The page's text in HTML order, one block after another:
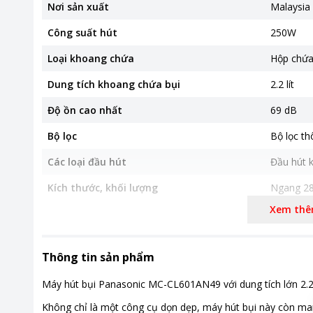
Nơi sản xuất
Malaysia
Công suất hút
250W
Loại khoang chứa
Hộp chứa
Dung tích khoang chứa bụi
2.2 lít
Độ ồn cao nhất
69 dB
Bộ lọc
Bộ lọc
Các loại đầu hút
Đầu hút
Kích thước, khối lượng
Ngang
Từ 2 - 5
Xem
Thông tin sản phẩm
Máy hút bụi Panasonic MC-CL601AN49 với dung tích lớn
Không chỉ là một công cụ dọn dẹp, máy hút bụi này còn